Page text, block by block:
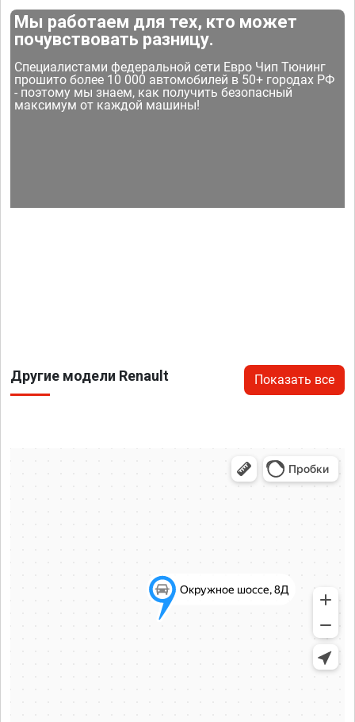
Мы работаем для тех, кто может
почувствовать разницу.
Специалистами федеральной сети Евро Чип Тюнинг
прошито более 10 000 автомобилей в 50+ городах РФ
- поэтому мы знаем, как получить безопасный
максимум от каждой машины!
Другие модели Renault Показать все